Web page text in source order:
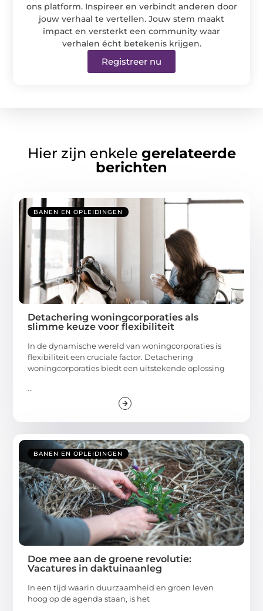
ons platform. Inspireer en verbindt anderen door
jouw verhaal te vertellen. Jouw stem maakt
impact en versterkt een community waar
verhalen écht betekenis krijgen.
Registreer nu
Hier zijn enkele gerelateerde
berichten
BANEN EN OPLEIDINGEN
Detachering woningcorporaties als
slimme keuze voor flexibiliteit
In de dynamische wereld van woningcorporaties is
flexibiliteit een cruciale factor. Detachering
woningcorporaties biedt een uitstekende oplossing
...
BANEN EN OPLEIDINGEN
Doe mee aan de groene revolutie:
Vacatures in daktuinaanleg
In een tijd waarin duurzaamheid en groen leven
hoog op de agenda staan, is het